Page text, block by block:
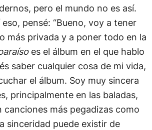
pero el mundo no es así.
pensé: “Bueno, voy a tener
más privada y a poner todo en la
es el álbum en el que hablo
saber cualquier cosa de mi vida,
el álbum. Soy muy sincera
principalmente en las baladas,
canciones más pegadizas como
sinceridad puede existir de